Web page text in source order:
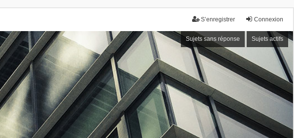
Connexion
S’enregistrer
Sujets sans réponse Sujets actifs